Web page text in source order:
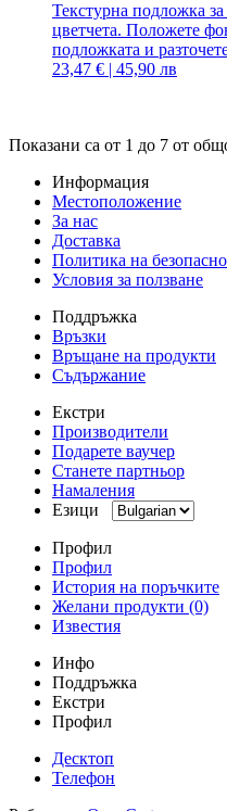
Текстурна подложка
цветчета. Положете
подложката и
23,47 € | 45,90 лв
Показани са от 1 до 7 от
Информация
Местоположение
За нас
Доставка
Политика на
Условия за ползване
Поддръжка
Връзки
Връщане на продукти
Съдържание
Екстри
Производители
Подарете ваучер
Станете партньор
Намаления
Езици
Профил
Профил
История на поръчките
Желани продукти (0)
Известия
Инфо
Поддръжка
Екстри
Профил
Десктоп
Телефон